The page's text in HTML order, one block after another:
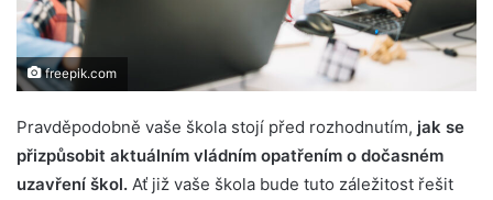
freepik.com
Pravděpodobně vaše škola stojí před rozhodnutím, jak se
přizpůsobit aktuálním vládním opatřením o dočasném
uzavření škol. Ať již vaše škola bude tuto záležitost řešit